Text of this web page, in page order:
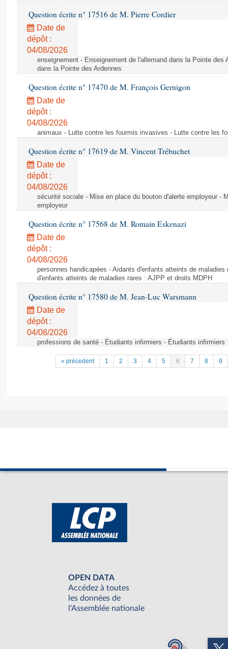
Question écrite n° 17516 de M. Pierre Cordier
Date de
dépôt :
04/08/2026
enseignement - Enseignement de l'allemand dans la Pointe des
dans la Pointe des Ardennes
Question écrite n° 17470 de M. François Gernigon
Date de
dépôt :
04/08/2026
animaux - Lutte contre les fourmis invasives - Lutte contre les
Question écrite n° 17619 de M. Vincent Trébuchet
Date de
dépôt :
04/08/2026
sécurité sociale - Mise en place du bouton d'alerte employeur -
employeur
Question écrite n° 17568 de M. Romain Eskenazi
Date de
dépôt :
04/08/2026
personnes handicapées - Aidants d'enfants atteints de
d'enfants atteints de maladies rares : AJPP et droits MDPH
Question écrite n° 17580 de M. Jean-Luc Warsmann
Date de
dépôt :
04/08/2026
professions de santé - Étudiants infirmiers - Étudiants infirmiers
« précedent 1 2 3 4 5 6 7 8 9
OPEN DATA
Accédez à toutes
les données de
l'Assemblée nationale